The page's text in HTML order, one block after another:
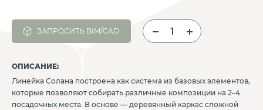
ЗАПРОСИТЬ BIM/CAD
ОПИСАНИЕ:
Линейка Солана построена как система из базовых элементов,
которые позволяют собирать различные композиции на 2–4
посадочных места. В основе — деревянный каркас сложной